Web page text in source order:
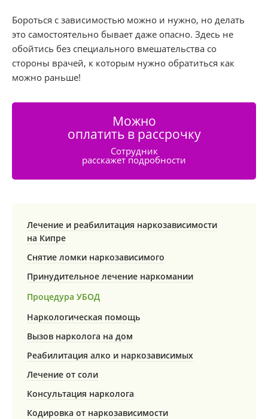
Бороться с зависимостью можно и нужно, но делать
это самостоятельно бывает даже опасно. Здесь не
обойтись без специального вмешательства со
стороны врачей, к которым нужно обратиться как
можно раньше!
Можно
оплатить в рассрочку
Сотрудник
расскажет подробности
Лечение и реабилитация наркозависимости
на Кипре
Снятие ломки наркозависимого
Принудительное лечение наркомании
Процедура УБОД
Наркологическая помощь
Вызов нарколога на дом
Реабилитация алко и наркозависимых
Лечение от соли
Консультация нарколога
Кодировка от наркозависимости